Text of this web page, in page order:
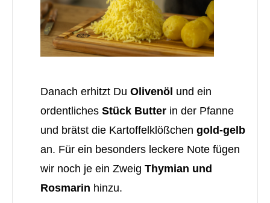
Danach erhitzt Du Olivenöl und ein
ordentliches Stück Butter in der Pfanne
und brätst die Kartoffelklößchen gold-gelb
an. Für ein besonders leckere Note fügen
wir noch je ein Zweig Thymian und
Rosmarin hinzu.